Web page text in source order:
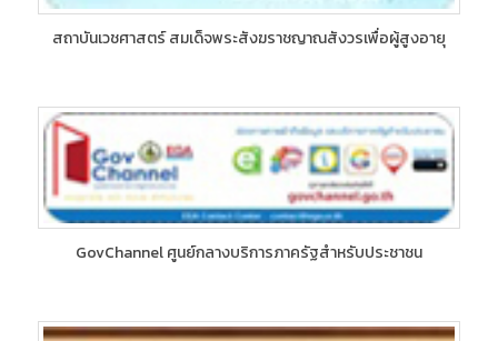
สถาบันเวชศาสตร์ สมเด็จพระสังฆราชญาณสังวรเพื่อผู้สูงอายุ
GovChannel ศูนย์กลางบริการภาครัฐสำหรับประชาชน